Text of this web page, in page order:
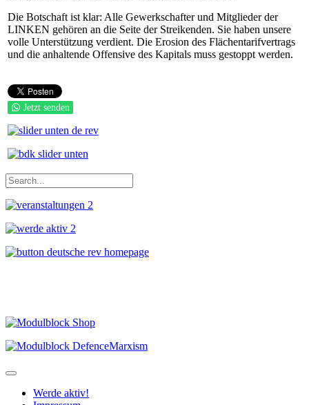
Die Botschaft ist klar: Alle Gewerkschafter und Mitglieder der
LINKEN gehören an die Seite der Streikenden. Sie haben unsere
volle Unterstützung verdient. Die Erosion des Flächentarifvertrags
und die anhaltende Offensive des Kapitals muss gestoppt werden.
Jetzt senden
Werde aktiv!